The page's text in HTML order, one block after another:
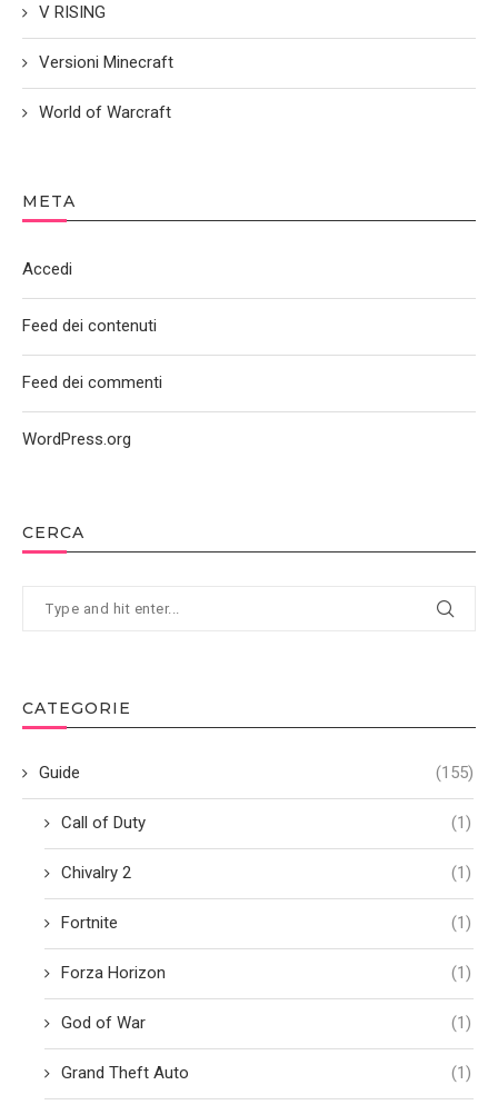
CERCA
CATEGORIE
Guide (155)
Call of Duty (1)
Chivalry 2 (1)
Fortnite (1)
Forza Horizon (1)
God of War (1)
Grand Theft Auto (1)
V RISING
Versioni Minecraft
World of Warcraft
META
Accedi
Feed dei contenuti
Feed dei commenti
WordPress.org